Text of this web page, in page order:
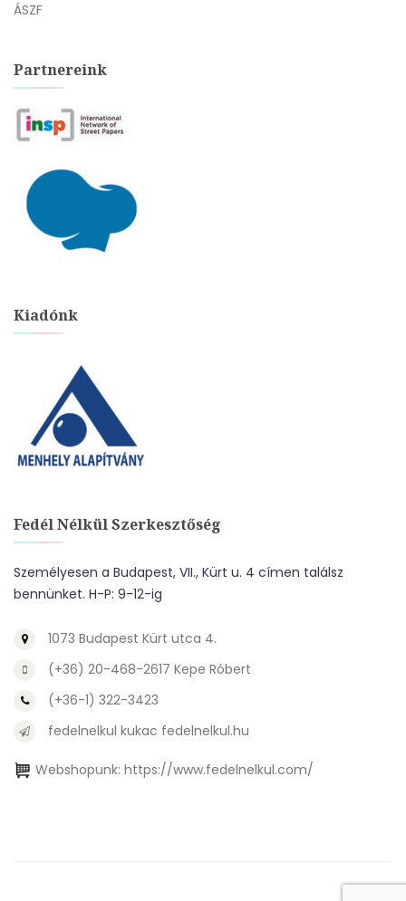
ÁSZF
Partnereink
Kiadónk
Fedél Nélkül Szerkesztőség
Személyesen a Budapest, VII., Kürt u. 4 címen találsz
bennünket. H-P: 9-12-ig
1073 Budapest Kürt utca 4.
(+36) 20-468-2617 Kepe Róbert
(+36-1) 322-3423
fedelnelkul kukac fedelnelkul.hu
Webshopunk: https://www.fedelnelkul.com/